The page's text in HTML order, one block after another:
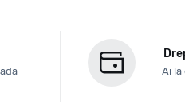
Ai la